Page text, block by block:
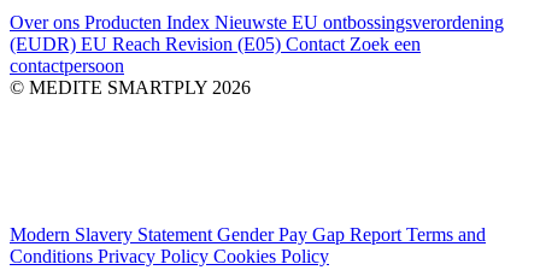
Over ons Producten Index Nieuwste EU ontbossingsverordening
(EUDR) EU Reach Revision (E05) Contact Zoek een
contactpersoon
© MEDITE SMARTPLY 2026
Modern Slavery Statement Gender Pay Gap Report Terms and
Conditions Privacy Policy Cookies Policy